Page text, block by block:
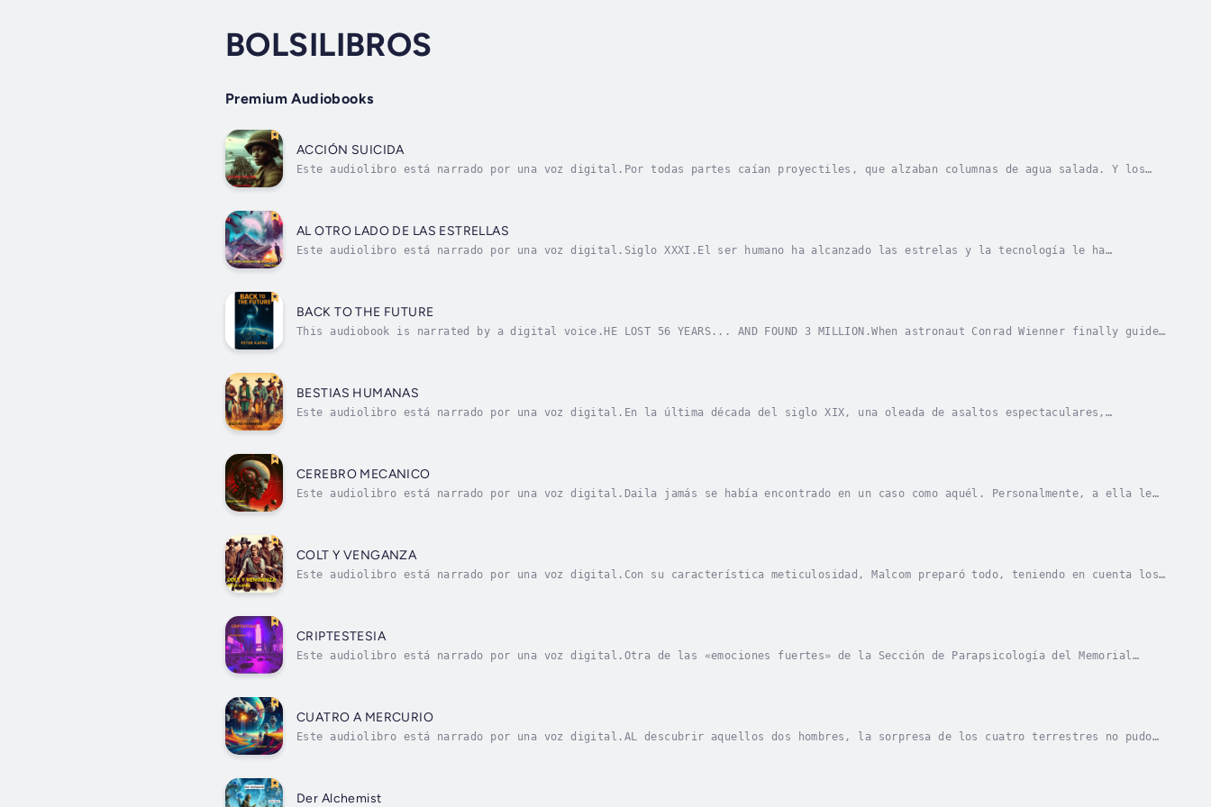
BOLSILIBROS
Premium Audiobooks
ACCIÓN SUICIDA
Este audiolibro está narrado por una voz digital.Por todas partes caían proyectiles, que alzaban columnas de agua salada. Y los
AL OTRO LADO DE LAS ESTRELLAS
Este audiolibro está narrado por una voz digital.Siglo XXXI.El ser humano ha alcanzado las estrelas y la tecnología le ha
BACK TO THE FUTURE
This audiobook is narrated by a digital voice.HE LOST 56 YEARS... AND FOUND 3 MILLION.When astronaut Conrad Wienner finally guides
BESTIAS HUMANAS
Este audiolibro está narrado por una voz digital.En la última década del siglo XIX, una oleada de asaltos espectaculares,
CEREBRO MECANICO
Este audiolibro está narrado por una voz digital.Daila jamás se había encontrado en un caso como aquél. Personalmente, a ella le
COLT Y VENGANZA
Este audiolibro está narrado por una voz digital.Con su característica meticulosidad, Malcom preparó todo, teniendo en cuenta los
CRIPTESTESIA
Este audiolibro está narrado por una voz digital.Otra de las «emociones fuertes» de la Sección de Parapsicología del Memorial
CUATRO A MERCURIO
Este audiolibro está narrado por una voz digital.AL descubrir aquellos dos hombres, la sorpresa de los cuatro terrestres no pudo
Der Alchemist